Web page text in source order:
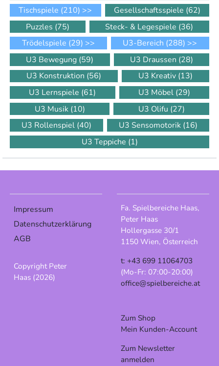
Tischspiele (210) >> Gesellschaftsspiele (62)
Puzzles (75) Steck- & Legespiele (36)
Trödelspiele (29) >> U3-Bereich (288) >>
U3 Bewegung (59) U3 Draussen (28)
U3 Konstruktion (56) U3 Kreativ (13)
U3 Lernspiele (61) U3 Möbel (29)
U3 Musik (10) U3 Olifu (27)
U3 Rollenspiel (40) U3 Sensomotorik (16)
U3 Teppiche (1)
Impressum
Datenschutzerklärung
AGB
Copyright Peter
Haas (2026)
Fa. Spielbereiche Haas,
Peter Haas
Hollergasse 30/1
1150 Wien, Österreich
t: +43 699 11064703
(Mo-Fr: 07:00-20:00)
office@spielbereiche.at
Zum Shop
Mein Kunden-Account
Zum Newsletter
anmelden